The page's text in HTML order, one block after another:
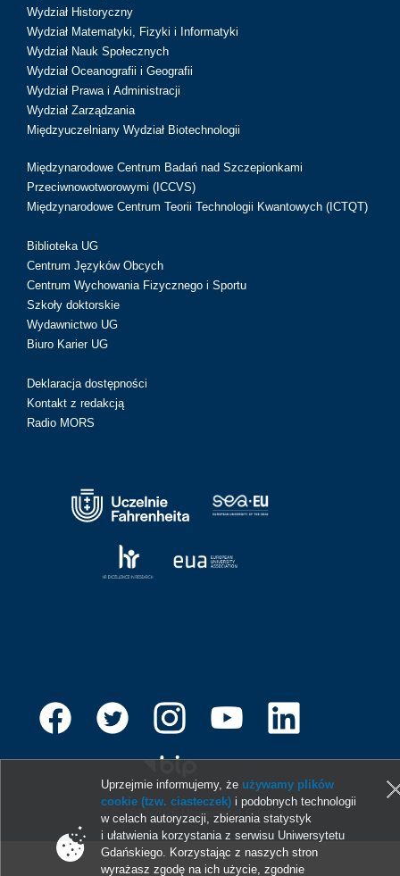
Wydział Historyczny
Wydział Matematyki, Fizyki i Informatyki
Wydział Nauk Społecznych
Wydział Oceanografii i Geografii
Wydział Prawa i Administracji
Wydział Zarządzania
Międzyuczelniany Wydział Biotechnologii
Międzynarodowe Centrum Badań nad Szczepionkami
Przeciwnowotworowymi (ICCVS)
Międzynarodowe Centrum Teorii Technologii Kwantowych (ICTQT)
Biblioteka UG
Centrum Języków Obcych
Centrum Wychowania Fizycznego i Sportu
Szkoły doktorskie
Wydawnictwo UG
Biuro Karier UG
Deklaracja dostępności
Kontakt z redakcją
Radio MORS
© 2013-2026 Uniwersytet Gdański
Uprzejmie informujemy, że używamy plików
cookie (tzw. ciasteczek) i podobnych technologii
w celach autoryzacji, zbierania statystyk
i ułatwienia korzystania z serwisu Uniwersytetu
Gdańskiego. Korzystając z naszych stron
wyrażasz zgodę na ich użycie, zgodnie